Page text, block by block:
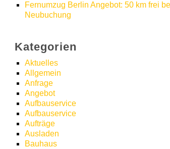
Fernumzug Berlin Angebot: 50 km frei
Neubuchung
Kategorien
Aktuelles
Allgemein
Anfrage
Angebot
Aufbauservice
Aufbauservice
Aufträge
Ausladen
Bauhaus